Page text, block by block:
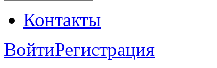
Контакты
ВойтиРегистрация